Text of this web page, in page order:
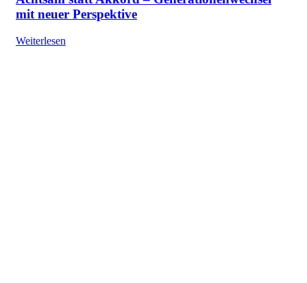
mit neuer Perspektive
Weiterlesen